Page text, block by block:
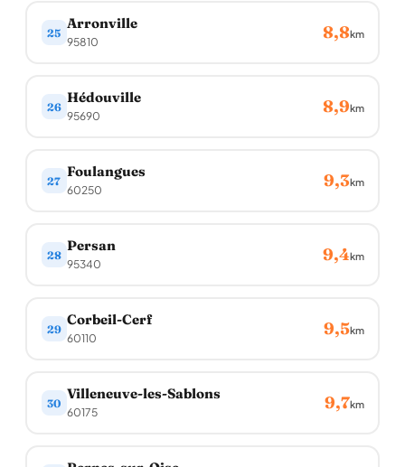
25
Arronville
95810 8,8km
26
Hédouville
95690 8,9km
27
Foulangues
60250 9,3km
28
Persan
95340 9,4km
29
Corbeil-Cerf
60110 9,5km
30
Villeneuve-les-Sablons
60175 9,7km